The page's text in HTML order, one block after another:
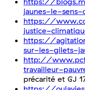
jaunes-le-sens-
https://
justice-
https://
sur-les-gilets-
http://
travailleur-
précarité et GJ